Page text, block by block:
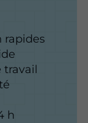
rapides
travail
h